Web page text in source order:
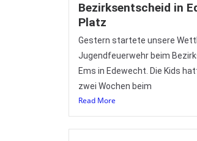
Bezirksentscheid in
Platz
Gestern startete unsere
Jugendfeuerwehr beim
Ems in Edewecht. Die Kids
zwei Wochen beim
Read More